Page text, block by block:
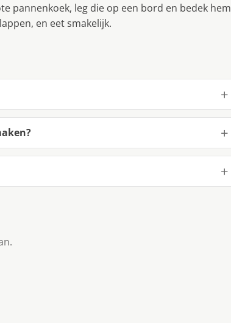
pannenkoek, leg die op een bord en bedek hem
en eet smakelijk.